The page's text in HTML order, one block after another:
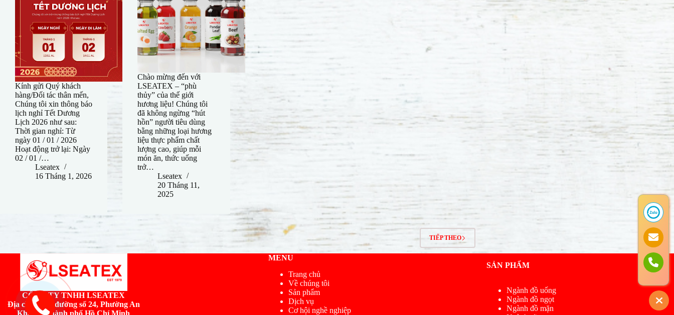
Kính gửi Quý khách
hàng/Đối tác thân mến,
Chúng tôi xin thông báo
lịch nghỉ Tết Dương
Lịch 2026 như sau:
Thời gian nghỉ: Từ
ngày 01 / 01 / 2026
Hoạt động trở lại: Ngày
02 / 01 /…
Lseatex
16 Tháng 1, 2026
Chào mừng đến với
LSEATEX – “phù
thủy” của thế giới
hương liệu! Chúng tôi
đã không ngừng “hút
hồn” người tiêu dùng
bằng những loại hương
liệu thực phẩm chất
lượng cao, giúp mỗi
món ăn, thức uống
trở…
Lseatex
20 Tháng 11,
2025
TIẾP THEO
CÔNG TY TNHH LSEATEX
Địa chỉ: Số 2, đường số 24, Phường An
MENU
Trang chủ
Về chúng tôi
Sản phẩm
Dịch vụ
Cơ hội nghề nghiệp
SẢN PHẨM
Ngành đồ uống
Ngành đồ ngọt
Ngành đồ mặn